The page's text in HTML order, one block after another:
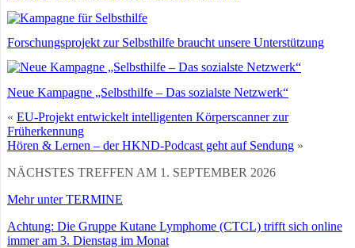
Forschungsprojekt zur Selbsthilfe braucht unsere Unterstützung
Neue Kampagne „Selbsthilfe – Das sozialste Netzwerk“
« EU-Projekt entwickelt intelligenten Körperscanner zur
Früherkennung
Hören & Lernen – der HKND-Podcast geht auf Sendung»
NÄCHSTES TREFFEN AM 1. SEPTEMBER 2026
Mehr unter TERMINE
Achtung: Die Gruppe Kutane Lymphome (CTCL) trifft sich online
immer am 3. Dienstag im Monat